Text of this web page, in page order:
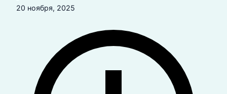
20 ноября, 2025